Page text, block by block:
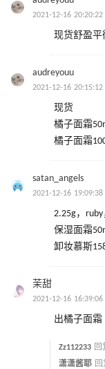
2021-12-16 20:20:22
现货舒盈平
audreyouu
2021-12-16 20:15:12
现货
橘子面霜
橘子面霜
satan_angels
2021-12-16 19:09:38
2.25g，
保湿面霜
卸妆慕斯
茉甜
2021-12-16 16:39:06
出橘子面霜
Zz112233 回
潇潇酱耶 回